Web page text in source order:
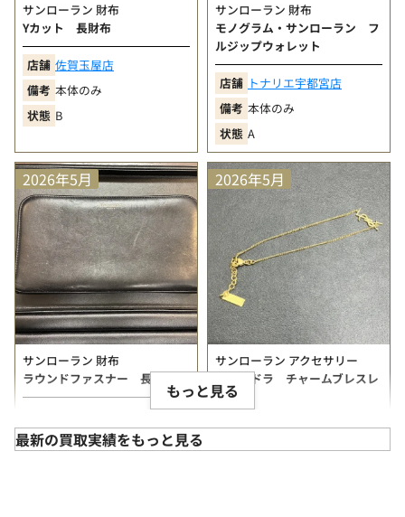
サンローラン 財布
Yカット 長財布
店舗 佐賀玉屋店
備考 本体のみ
状態 B
サンローラン 財布
モノグラム・サンローラン フ
ルジップウォレット
店舗 トナリエ宇都宮店
備考 本体のみ
状態 A
2026年5月
サンローラン 財布
ラウンドファスナー 長財布
イトーヨーカドー<br>幕
張店
備考 本体のみ
2026年5月
サンローラン アクセサリー
カサンドラ チャームブレスレ
ット
店舗 上大岡本店
もっと見る
最新の買取実績をもっと見る